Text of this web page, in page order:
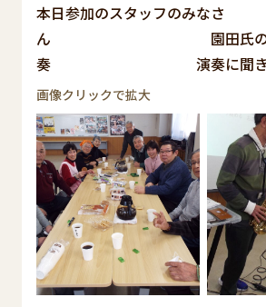
本日参加のスタッフのみなさ
ん 園田氏のサッ
奏 演奏に聞き入る
画像クリックで拡大